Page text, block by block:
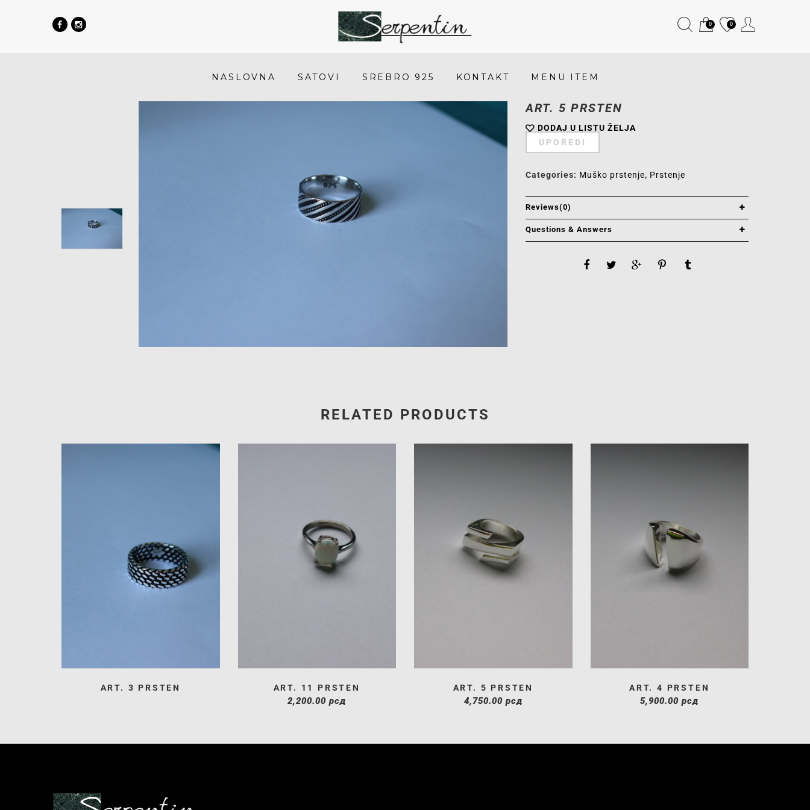
Prsten
0 0
NASLOVNA SATOVI SREBRO 925 KONTAKT MENU ITEM
ART. 5 PRSTEN
DODAJ U LISTU ŽELJA
UPOREDI
Categories: Muško prstenje, Prstenje
Reviews(0)
Questions & Answers
RELATED PRODUCTS
ART. 3 PRSTEN ART. 11 PRSTEN
2,200.00рсд
ART. 5 PRSTEN
4,750.00 рсд
ART. 4 PRSTEN
5,900.00рсд